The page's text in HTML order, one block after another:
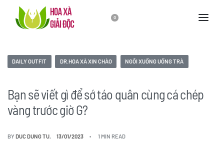
0
DAILY OUTFIT DR.HOA XÀ XIN CHÀO NGỒI XUỐNG UỐNG TRÀ
Bạn sẽ viết gì để sớ táo quân cùng cá chép
vàng trước giờ G?
BYDUC DUNG TU 13/01/2023 1 MIN READ